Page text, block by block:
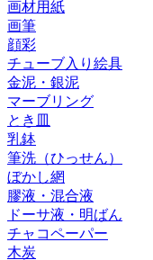
画材用紙
画筆
顔彩
チューブ入り絵具
金泥・銀泥
マーブリング
とき皿
乳鉢
筆洗（ひっせん）
ぼかし網
膠液・混合液
ドーサ液・明ばん
チャコペーパー
木炭